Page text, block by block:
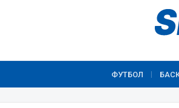
ФУТБОЛ